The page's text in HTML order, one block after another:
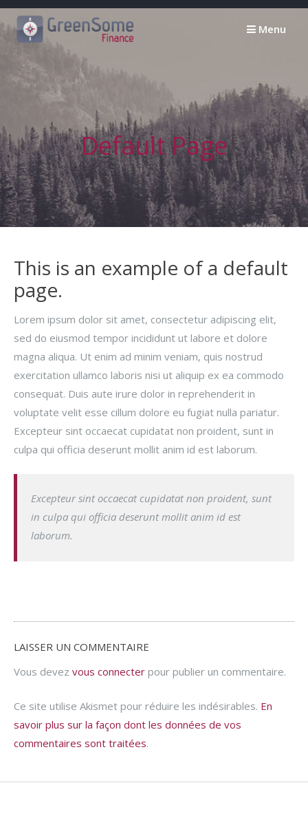
Passer
au
contenu
Menu
Default Page
This is an example of a default
page.
Lorem ipsum dolor sit amet, consectetur adipiscing elit,
sed do eiusmod tempor incididunt ut labore et dolore
magna aliqua. Ut enim ad minim veniam, quis nostrud
exercitation ullamco laboris nisi ut aliquip ex ea commodo
consequat. Duis aute irure dolor in reprehenderit in
voluptate velit esse cillum dolore eu fugiat nulla pariatur.
Excepteur sint occaecat cupidatat non proident, sunt in
culpa qui officia deserunt mollit anim id est laborum.
Excepteur sint occaecat cupidatat non proident, sunt
in culpa qui officia deserunt mollit anim id est
laborum.
LAISSER UN COMMENTAIRE
Vous devez vous connecter pour publier un commentaire.
Ce site utilise Akismet pour réduire les indésirables. En
savoir plus sur la façon dont les données de vos
commentaires sont traitées.